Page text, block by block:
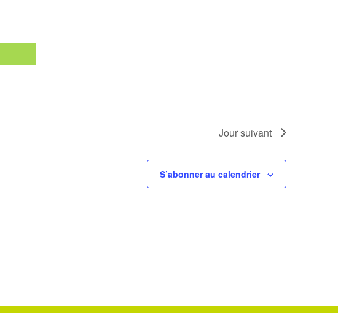
Jour suivant
S’abonner au calendrier